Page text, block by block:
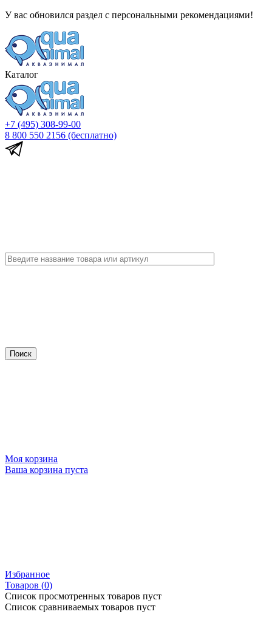
У вас обновился раздел с персональными рекомендациями!
Каталог
+7 (495) 308-99-00
8 800 550 2156 (бесплатно)
Моя корзина
Ваша корзина пуста
Избранное
Товаров (0)
Список просмотренных товаров пуст
Список сравниваемых товаров пуст